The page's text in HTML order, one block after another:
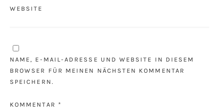
WEBSITE
NAME, E-MAIL-ADRESSE UND WEBSITE IN DIESEM
BROWSER FÜR MEINEN NÄCHSTEN KOMMENTAR
SPEICHERN.
KOMMENTAR *